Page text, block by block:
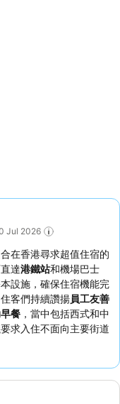
Jul 2026
合在香港尋求超值住宿的
達港鐵站和機場巴士
設施，確保住宿機能完
客們持續讚揚員工友善
餐 ，當中包括西式和中
求入住不面向主要街道